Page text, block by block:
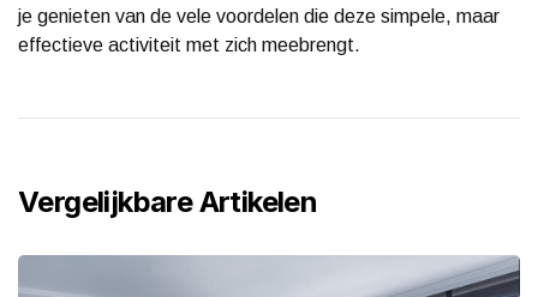
je genieten van de vele voordelen die deze simpele, maar
effectieve activiteit met zich meebrengt.
Vergelijkbare Artikelen